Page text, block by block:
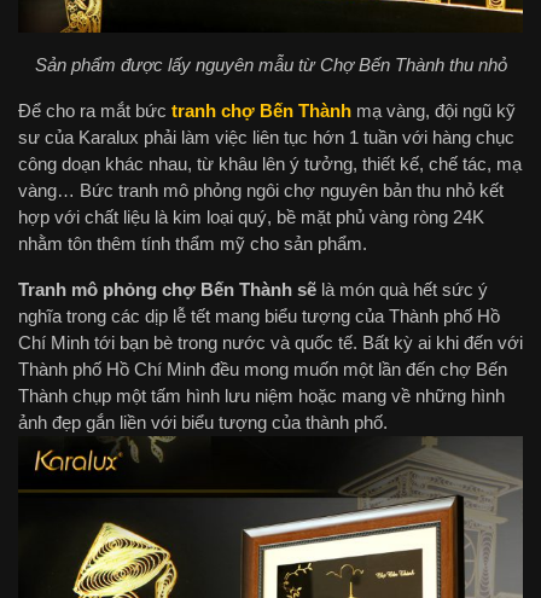
Sản phẩm được lấy nguyên mẫu từ Chợ Bến Thành thu nhỏ
Để cho ra mắt bức tranh chợ Bến Thành mạ vàng, đội ngũ kỹ
sư của Karalux phải làm việc liên tục hớn 1 tuần với hàng chục
công doạn khác nhau, từ khâu lên ý tưởng, thiết kế, chế tác, mạ
vàng… Bức tranh mô phỏng ngôi chợ nguyên bản thu nhỏ kết
hợp với chất liệu là kim loại quý, bề mặt phủ vàng ròng 24K
nhằm tôn thêm tính thẩm mỹ cho sản phẩm.
Tranh mô phỏng chợ Bến Thành sẽ là món quà hết sức ý
nghĩa trong các dịp lễ tết mang biểu tượng của Thành phố Hồ
Chí Minh tới bạn bè trong nước và quốc tế. Bất kỳ ai khi đến với
Thành phố Hồ Chí Minh đều mong muốn một lần đến chợ Bến
Thành chụp một tấm hình lưu niệm hoặc mang về những hình
ảnh đẹp gắn liền với biểu tượng của thành phố.